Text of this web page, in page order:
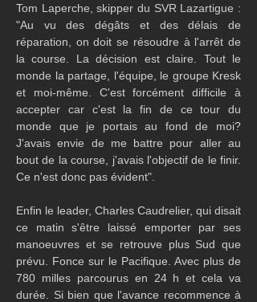
Tom Laperche, skipper du SVR Lazartigue :
"Au vu des dégâts et des délais de
réparation, on doit se résoudre à l'arrêt de
la course. La décision est claire. Tout le
monde la partage, l'équipe, le groupe Kresk
et moi-même. C'est forcément difficile à
accepter car c'est la fin de ce tour du
monde que je portais au fond de moi?
J'avais envie de me battre pour aller au
bout de la course, j'avais l'objectif de le finir.
Ce n'est donc pas évident".
Enfin le leader, Charles Caudrelier, qui disait
ce matin s'être laissé emporter par ses
manoeuvres et se retrouve plus Sud que
prévu. Fonce sur le Pacifique. Avec plus de
780 milles parcourus en 24 h et cela va
durée. Si bien que l'avance recommence à